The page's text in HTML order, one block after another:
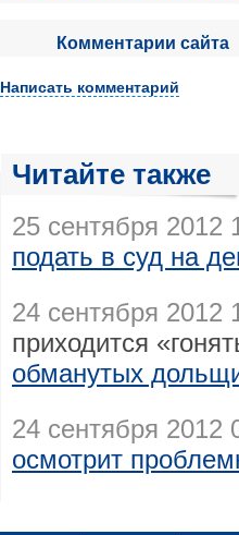
Комментарии сайта
Написать комментарий
Читайте также
25 сентября 2012
подать в суд на
24 сентября 2012
приходится
обманутых
24 сентября 2012
осмотрит